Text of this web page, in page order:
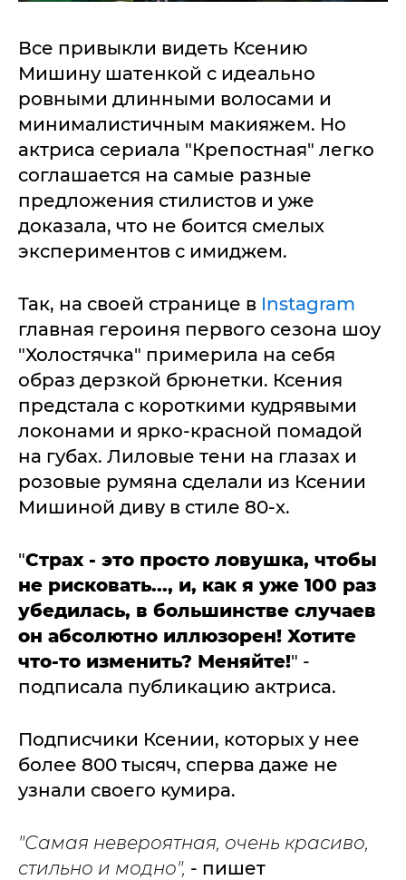
Все привыкли видеть Ксению
Мишину шатенкой с идеально
ровными длинными волосами и
минималистичным макияжем. Но
актриса сериала "Крепостная" легко
соглашается на самые разные
предложения стилистов и уже
доказала, что не боится смелых
экспериментов с имиджем.
Так, на своей странице в Instagram
главная героиня первого сезона шоу
"Холостячка" примерила на себя
образ дерзкой брюнетки. Ксения
предстала с короткими кудрявыми
локонами и ярко-красной помадой
на губах. Лиловые тени на глазах и
розовые румяна сделали из Ксении
Мишиной диву в стиле 80-х.
"Страх - это просто ловушка, чтобы
не рисковать..., и, как я уже 100 раз
убедилась, в большинстве случаев
он абсолютно иллюзорен! Хотите
что-то изменить? Меняйте!" -
подписала публикацию актриса.
Подписчики Ксении, которых у нее
более 800 тысяч, сперва даже не
узнали своего кумира.
"Самая невероятная, очень красиво,
стильно и модно", - пишет